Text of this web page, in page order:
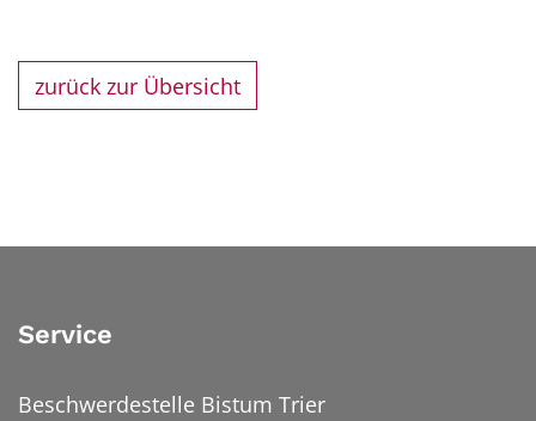
zurück zur Übersicht
Service
Beschwerdestelle Bistum Trier